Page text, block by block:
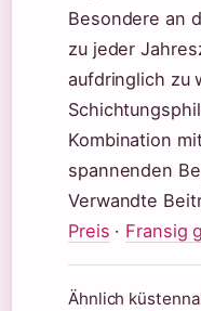
Besondere an
zu jeder
aufdringlich zu
Kombination
spannenden
Verwandte
Preis · Fransig
Ähnlich